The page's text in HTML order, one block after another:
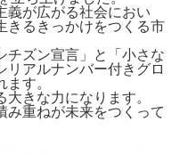
義が広がる社会におい
きるきっかけをつくる市
チズン宣言」と「小さな
リアルナンバー付きグロ
す。
きな力になります。
み重ねが未来をつくって